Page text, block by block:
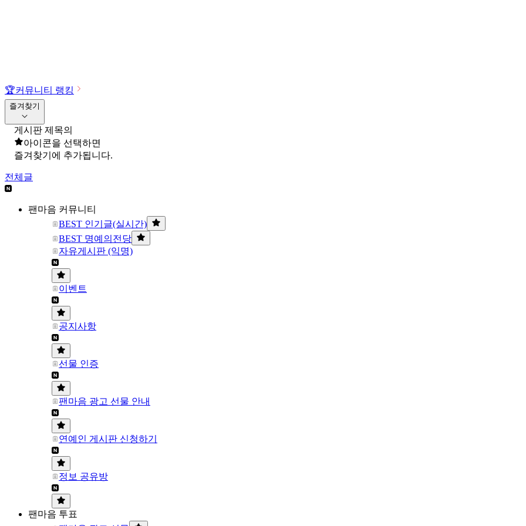
🏆커뮤니티 랭킹
즐겨찾기
게시판 제목의
아이콘을 선택하면
즐겨찾기에 추가됩니다.
전체글
팬마음 커뮤니티
BEST 인기글(실시간)
BEST 명예의전당
자유게시판 (익명)
이벤트
공지사항
선물 인증
팬마음 광고 선물 안내
연예인 게시판 신청하기
정보 공유방
팬마음 투표